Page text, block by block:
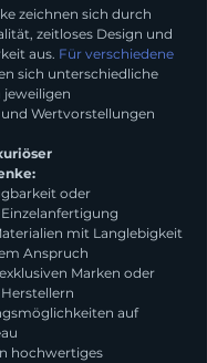
zeichnen sich durch
zeitloses Design und
aus. Für verschiedene
sich unterschiedliche
jeweiligen
Wertvorstellungen
oder
mit Langlebigkeit
Anspruch
Marken oder
auf
hochwertiges